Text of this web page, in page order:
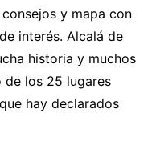
y mapa con
interés. Alcalá de
historia y muchos
de los 25 lugares
hay declarados